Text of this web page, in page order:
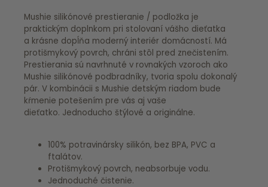
Mushie silikónové prestieranie / podložka je
praktickým doplnkom pri stolovaní vášho dieťatka
a krásne dopĺňa moderný interiér domácností. Má
protišmykový povrch, chráni stôl pred znečistením.
Prestierania sú navrhnuté v rovnakých vzoroch ako
Mushie silikónové podbradníky, tvoria spolu dokonalý
pár. V kombinácii s Mushie detským riadom bude
kŕmenie potešením pre vás aj vaše
dieťatko. Jednoducho štýlové a originálne.
100% potravinársky silikón, bez BPA, PVC a
ftalátov.
Protišmykový povrch, neabsorbuje vodu.
Jednoduché čistenie.